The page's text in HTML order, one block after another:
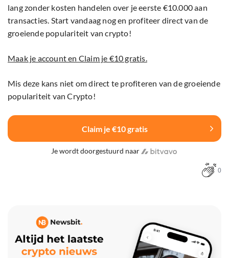
lang zonder kosten handelen over je eerste €10.000 aan
transacties. Start vandaag nog en profiteer direct van de
groeiende populariteit van crypto!
Maak je account en Claim je €10 gratis.
Mis deze kans niet om direct te profiteren van de groeiende
populariteit van Crypto!
Claim je €10 gratis
Je wordt doorgestuurd naar
0